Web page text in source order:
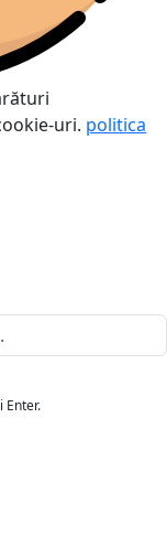
uri. politica
Enter.